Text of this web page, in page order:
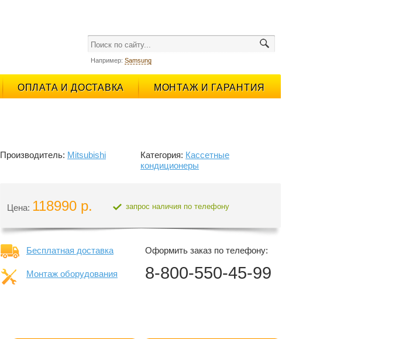
Например: Samsung
ОПЛАТА И ДОСТАВКА МОНТАЖ И ГАРАНТИЯ
Производитель: Mitsubishi Категория: Кассетные
кондиционеры
Цена: 118990 р. запрос наличия по телефону
Бесплатная доставка
Монтаж оборудования
Оформить заказ по телефону:
8-800-550-45-99